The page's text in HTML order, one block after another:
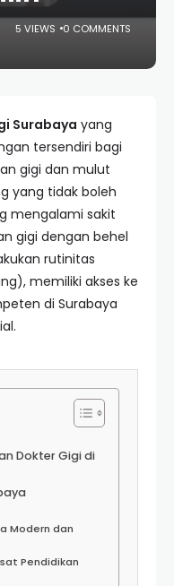
5 VIEWS 0 COMMENTS
Surabaya yang
tersendiri bagi
gigi dan mulut
yang tidak boleh
mengalami sakit
gigi dengan behel
rutinitas
memiliki akses ke
di Surabaya
Dokter Gigi di
Modern dan
Pendidikan